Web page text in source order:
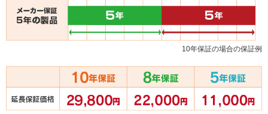
10年保証の場合の保証例